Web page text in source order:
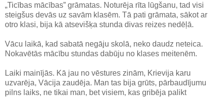
„Ticības mācības” grāmatas. Noturēja rīta lūgšanu, tad visi
steigšus devās uz savām klasēm. Tā pati grāmata, sākot ar
otro klasi, bija kā atsevišķa stunda divas reizes nedēļā.
Vācu laikā, kad sabatā negāju skolā, neko daudz neteica.
Nokavētās mācību stundas dabūju no klases meitenēm.
Laiki mainījās. Kā jau no vēstures zinām, Krievija karu
uzvarēja, Vācija zaudēja. Man tas bija grūts, pārbaudījumu
pilns laiks, ne tikai man, bet visiem, kas gribēja palikt